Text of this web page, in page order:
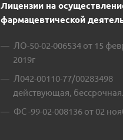
Лицензии на
фармацевтической
ЛО-50-02-006534 от 15
2019г
Л042-00110-77/00283498
действующая,
ФС -99-02-008136 от 02